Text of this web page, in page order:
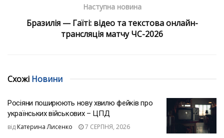
Наступна новина
Бразилія — Гаїті: відео та текстова онлайн-
трансляція матчу ЧС-2026
Схожі Новини
Росіяни поширюють нову хвилю фейків про
українських військових – ЦПД
від Катерина Лисенко 7 СЕРПНЯ, 2026